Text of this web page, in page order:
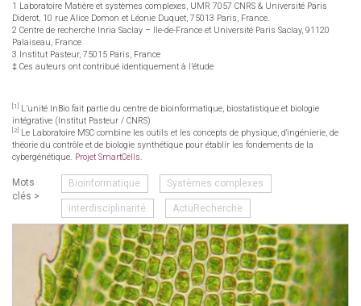
1 Laboratoire Matière et systèmes complexes, UMR 7057 CNRS & Université Paris
Diderot, 10 rue Alice Domon et Léonie Duquet, 75013 Paris, France.
2 Centre de recherche Inria Saclay – Ile-de-France et Université Paris Saclay, 91120
Palaiseau, France
3 Institut Pasteur, 75015 Paris, France
‡ Ces auteurs ont contribué identiquement à l’étude
[1]
L’unité InBio fait partie du centre de bioinformatique, biostatistique et biologie
intégrative (Institut Pasteur / CNRS)
[2]
Le Laboratoire MSC combine les outils et les concepts de physique, d'ingénierie, de
théorie du contrôle et de biologie synthétique pour établir les fondements de la
cybergénétique. Projet SmartCells.
Mots
clés >
Bioinformatique Systèmes complexes
interdisciplinarité ActuRecherche